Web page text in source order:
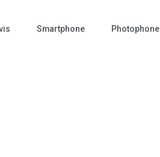
Smartphone Photophone